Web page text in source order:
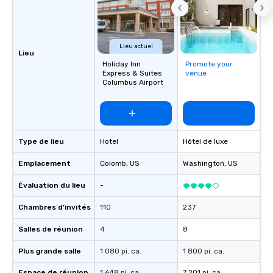
Lieu
Type de lieu
Emplacement
Évaluation du lieu
Chambres d’invités
Salles de réunion
Plus grande salle
Lieu actuel
Holiday Inn
Express & Suites
Columbus Airport
Hotel
Colomb, US
-
110
4
1 080 pi. ca.
Promote your
venue
Hôtel de luxe
Washington, US
237
8
1 800 pi. ca.